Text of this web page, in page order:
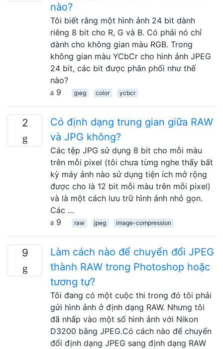
nào?
Tôi biết rằng một hình ảnh 24 bit dành
riêng 8 bit cho R, G và B. Có phải nó chỉ
dành cho không gian màu RGB. Trong
không gian màu YCbCr cho hình ảnh JPEG
24 bit, các bit được phân phối như thế
nào?
9
jpeg color ycbcr
2
Có định dạng trung gian giữa RAW
và JPG không?
Các tệp JPG sử dụng 8 bit cho mỗi màu
trên mỗi pixel (tôi chưa từng nghe thấy bất
kỳ máy ảnh nào sử dụng tiện ích mở rộng
được cho là 12 bit mỗi màu trên mỗi pixel)
và là một cách lưu trữ hình ảnh nhỏ gọn.
Các …
9
raw jpeg image-compression
9
Làm cách nào để chuyển đổi JPEG
thành RAW trong Photoshop hoặc
tương tự?
Tôi đang có một cuộc thi trong đó tôi phải
gửi hình ảnh ở định dạng RAW. Nhưng tôi
đã nhấp vào một số hình ảnh với Nikon
D3200 bằng JPEG.Có cách nào để chuyển
đổi định dạng JPEG sang định dạng RAW